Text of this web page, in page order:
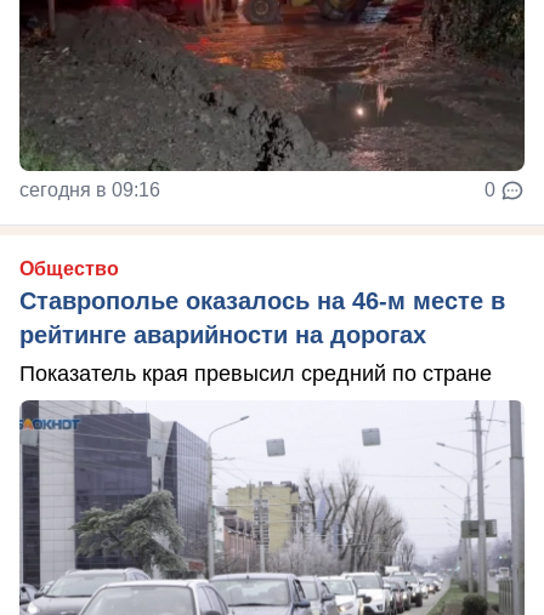
сегодня в 09:16 0
Общество
Ставрополье оказалось на 46-м месте в
рейтинге аварийности на дорогах
Показатель края превысил средний по стране